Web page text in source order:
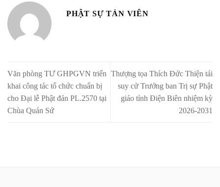
PHẬT SỰ TẢN VIÊN
Văn phòng TƯ GHPGVN triển
khai công tác tổ chức chuẩn bị
cho Đại lễ Phật đản PL.2570 tại
Chùa Quán Sứ
Thượng tọa Thích Đức Thiện tái
suy cử Trưởng ban Trị sự Phật
giáo tỉnh Điện Biên nhiệm kỳ
2026-2031